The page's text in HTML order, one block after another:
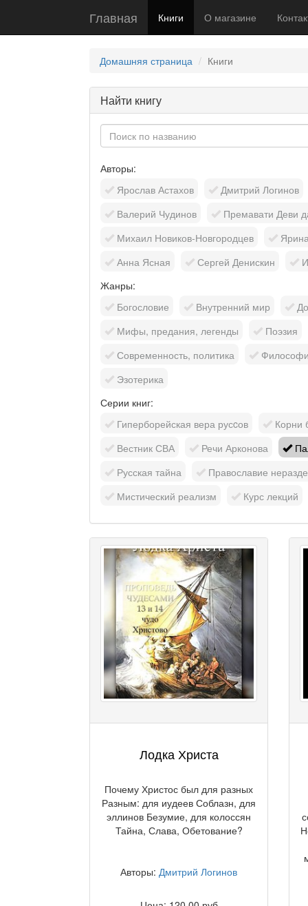
Главная Книги О магазине
Домашняя страница Книги
Найти книгу
Авторы:
Ярослав Астахов
Дмитрий Логинов
Валерий Чудинов
Премавати Деви
Михаил Новиков-Новгородцев
Анна Ясная
Сергей Денискин
Жанры:
Богословие
Внутренний мир
Мифы, предания, легенды
Поэзия
Современность, политика
Эзотерика
Серии книг:
Гиперборейская вера русcов
Корни
Вестник СВА
Речи Арконова
Русская тайна
Православие
Мистический реализм
Курс лекций
Лодка Христа
Почему Христос был для разных
Разным: для иудеев Соблазн, для
эллинов Безумие, для колоссян
Тайна, Слава, Обетование?
Авторы: Дмитрий Логинов